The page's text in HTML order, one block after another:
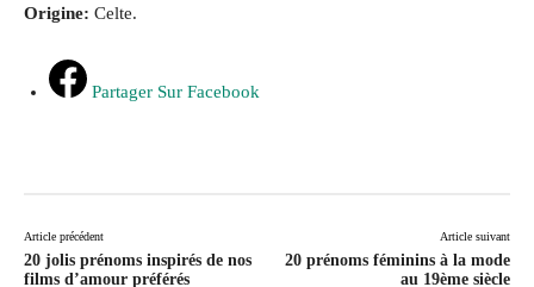
Origine: Celte.
Partager Sur Facebook
Article précédent
20 jolis prénoms inspirés de nos
films d’amour préférés
Article suivant
20 prénoms féminins à la mode
au 19ème siècle